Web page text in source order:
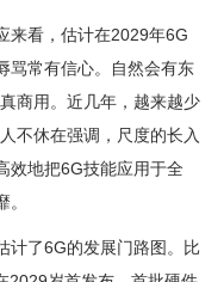
来看，估计在2029年6G
骂常有信心。自然会有东
商用。近几年，越来越少
不休在强调，尺度的长入
效地把6G技能应用于全
计了6G的发展门路图。比